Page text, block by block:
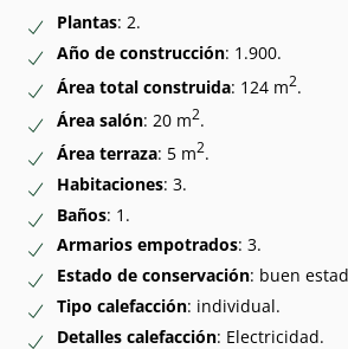
Plantas: 2.
Año de construcción: 1.900.
Área total construida: 124 m2.
Área salón: 20 m2.
Área terraza: 5 m2.
Habitaciones: 3.
Baños: 1.
Armarios empotrados: 3.
Estado de conservación: buen
Tipo calefacción: individual.
Detalles calefacción: Electricidad.